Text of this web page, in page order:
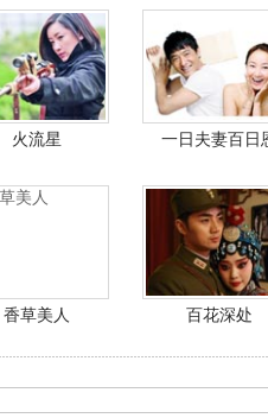
火流星 一日夫妻百日
香草美人 百花深处